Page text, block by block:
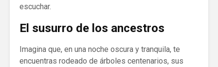
escuchar.
El susurro de los ancestros
Imagina que, en una noche oscura y tranquila, te
encuentras rodeado de árboles centenarios, sus